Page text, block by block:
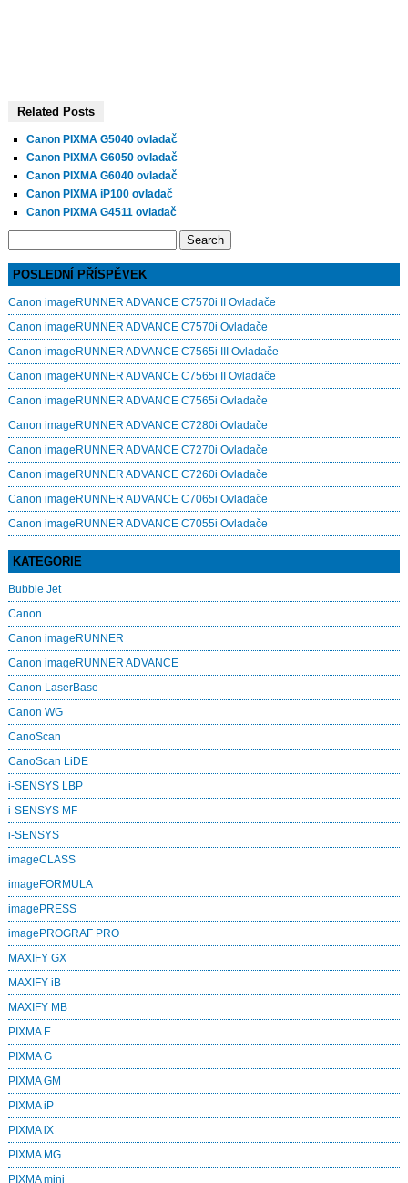
Related Posts
Canon PIXMA G5040 ovladač
Canon PIXMA G6050 ovladač
Canon PIXMA G6040 ovladač
Canon PIXMA iP100 ovladač
Canon PIXMA G4511 ovladač
POSLEDNÍ PŘÍSPĚVEK
Canon imageRUNNER ADVANCE C7570i II Ovladače
Canon imageRUNNER ADVANCE C7570i Ovladače
Canon imageRUNNER ADVANCE C7565i III Ovladače
Canon imageRUNNER ADVANCE C7565i II Ovladače
Canon imageRUNNER ADVANCE C7565i Ovladače
Canon imageRUNNER ADVANCE C7280i Ovladače
Canon imageRUNNER ADVANCE C7270i Ovladače
Canon imageRUNNER ADVANCE C7260i Ovladače
Canon imageRUNNER ADVANCE C7065i Ovladače
Canon imageRUNNER ADVANCE C7055i Ovladače
KATEGORIE
Bubble Jet
Canon
Canon imageRUNNER
Canon imageRUNNER ADVANCE
Canon LaserBase
Canon WG
CanoScan
CanoScan LiDE
i-SENSYS LBP
i-SENSYS MF
i‑SENSYS
imageCLASS
imageFORMULA
imagePRESS
imagePROGRAF PRO
MAXIFY GX
MAXIFY iB
MAXIFY MB
PIXMA E
PIXMA G
PIXMA GM
PIXMA iP
PIXMA iX
PIXMA MG
PIXMA mini